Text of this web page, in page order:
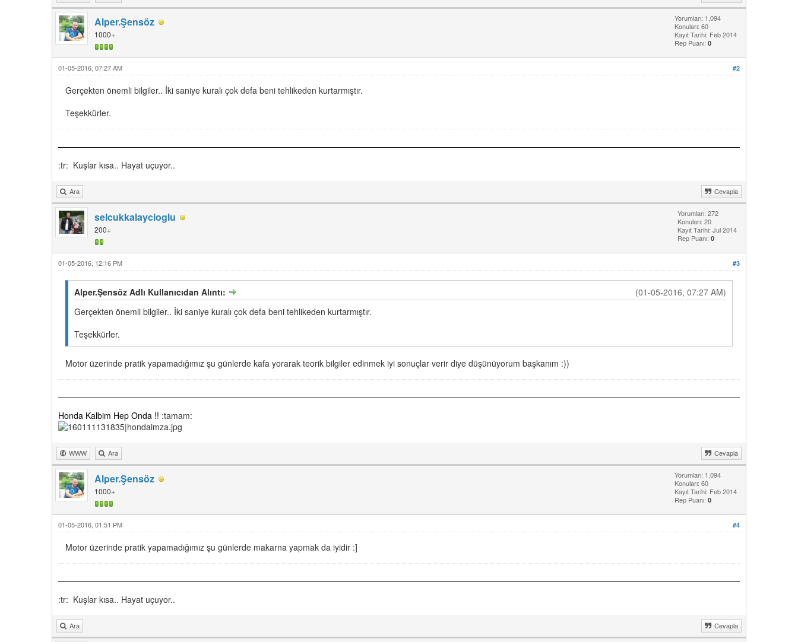
Alper.Şensöz
1000+
Yorumları: 1,094
Konuları: 60
Kayıt Tarihi: Feb 2014
Rep Puanı: 0
#2
01-05-2016, 07:27 AM
Gerçekten önemli bilgiler.. İki saniye kuralı çok defa beni tehlikeden kurtarmıştır.
Teşekkürler.
:tr: Kuşlar kısa.. Hayat uçuyor..
Ara Cevapla
selcukkalaycioglu
200+
Yorumları: 272
Konuları: 20
Kayıt Tarihi: Jul 2014
Rep Puanı: 0
#3
01-05-2016, 12:16 PM
(01-05-2016, 07:27 AM)
Alper.Şensöz Adlı Kullanıcıdan Alıntı:
Gerçekten önemli bilgiler.. İki saniye kuralı çok defa beni tehlikeden kurtarmıştır.
Teşekkürler.
Motor üzerinde pratik yapamadığımız şu günlerde kafa yorarak teorik bilgiler edinmek iyi sonuçlar verir diye düşünüyorum başkanım :))
Honda Kalbim Hep Onda !! :tamam:
WWW Ara Cevapla
Alper.Şensöz
1000+
Yorumları: 1,094
Konuları: 60
Kayıt Tarihi: Feb 2014
Rep Puanı: 0
#4
01-05-2016, 01:51 PM
Motor üzerinde pratik yapamadığımız şu günlerde makarna yapmak da iyidir :]
:tr: Kuşlar kısa.. Hayat uçuyor..
Ara Cevapla